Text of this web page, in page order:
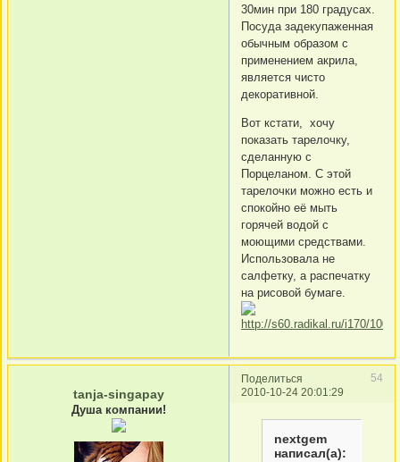
30мин при 180 градусах.
Посуда задекупаженная
обычным образом с
применением акрила,
является чисто
декоративной.
Вот кстати, хочу
показать тарелочку,
сделанную с
Порцеланом. С этой
тарелочки можно есть и
спокойно её мыть
горячей водой с
моющими средствами.
Использовала не
салфетку, а распечатку
на рисовой бумаге.
Поделиться
54
2010-10-24 20:01:29
tanja-singapay
Душа компании!
nextgem
написал(а):